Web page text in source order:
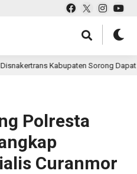
Kabupaten Sorong Dapat Dana
Polresta
Curanmor